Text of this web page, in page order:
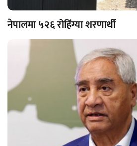
नेपालमा ५२६ रोहिंग्या शरणार्थी